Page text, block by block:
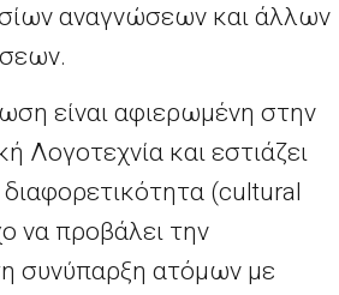
αναγνώσεων και άλλων
είναι αφιερωμένη στην
Λογοτεχνία και εστιάζει
διαφορετικότητα (cultural
να προβάλει την
συνύπαρξη ατόμων με